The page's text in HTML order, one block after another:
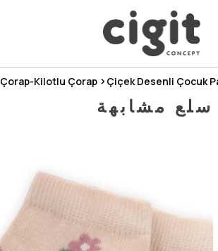
Çorap-Kilotlu Çorap Çiçek Desenli Çocuk
سلع مشابهة